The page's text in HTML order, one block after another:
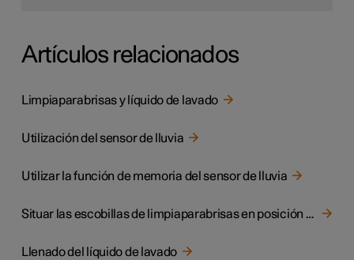
Artículos relacionados
Limpiaparabrisas y líquido de lavado
Utilización del sensor de lluvia
Utilizar la función de memoria del sensor de lluvia
Situar las escobillas de limpiaparabrisas en posición de servicio
Llenado del líquido de lavado